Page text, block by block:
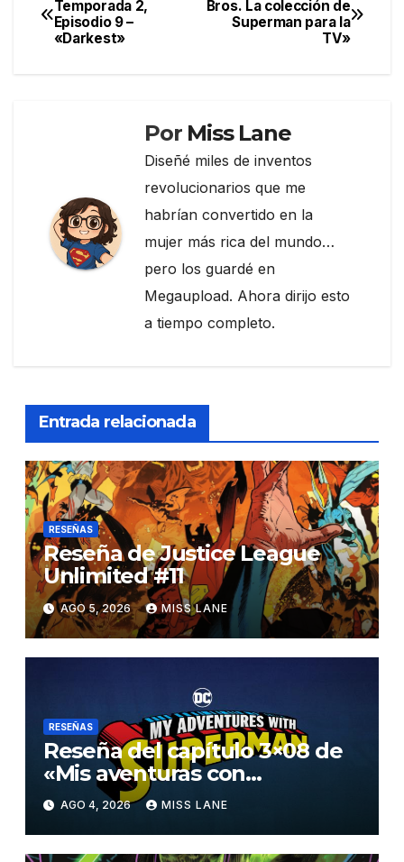
b
o
a
de
Bros. La colección de
Superman para la
TV»
Temporada 2,
Episodio 9 –
«Darkest»
Por Miss Lane
Diseñé miles de inventos
revolucionarios que me
habrían convertido en la
mujer más rica del mundo…
pero los guardé en
Megaupload. Ahora dirijo esto
a tiempo completo.
Entrada relacionada
RESEÑAS
Reseña de Justice League
Unlimited #11
AGO 5, 2026 MISS LANE
RESEÑAS
Reseña del capítulo 3×08 de
«Mis aventuras con
Superman»
AGO 4, 2026 MISS LANE